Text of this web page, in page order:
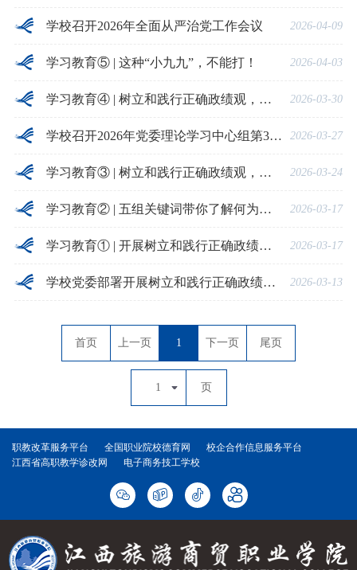
学校召开2026年全面从严治党工作会议 2026-04-09
学习教育⑤ | 这种“小九九”，不能打！ 2026-04-03
学习教育④ | 树立和践行正确政绩观，总书记这样嘱托 2026-03-30
学校召开2026年党委理论学习中心组第3次学习会 2026-03-27
学习教育③ | 树立和践行正确政绩观，起决定性作用的是党性 2026-03-24
学习教育② | 五组关键词带你了解何为正确政绩观 2026-03-17
学习教育① | 开展树立和践行正确政绩观学习教育，有何深意？ 2026-03-17
学校党委部署开展树立和践行正确政绩观学习教育工作 2026-03-13
首页 上一页 1 下一页 尾页
1 页
职教改革服务平台 全国职业院校德育网
校企合作信息服务平台
江西省高职教学诊改网
电子商务技工学校